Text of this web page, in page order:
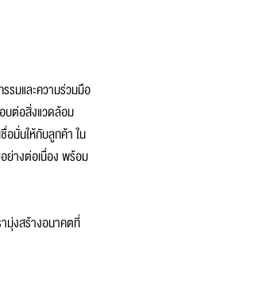
รมและความร่วมมือ
บต่อสิ่งแวดล้อม
อมั่นให้กับลูกค้า ใน
ย่างต่อเนื่อง พร้อม
มุ่งสร้างอนาคตที่